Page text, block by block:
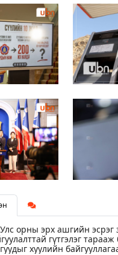
орны эрх ашгийн эсрэг
гүтгэлэг
хуулийн